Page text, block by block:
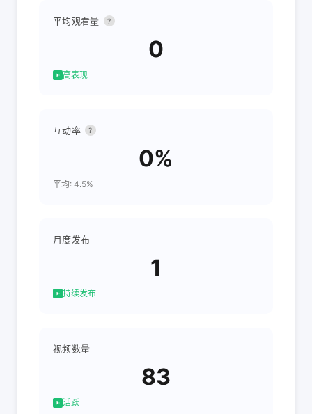
平均观看量 ?
0
高表现
互动率 ?
0%
平均: 4.5%
月度发布
1
持续发布
视频数量
83
活跃